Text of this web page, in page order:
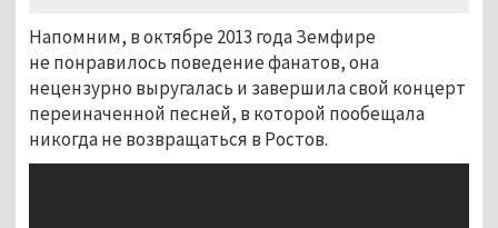
Напомним, в октябре 2013 года Земфире
не понравилось поведение фанатов, она
нецензурно выругалась и завершила свой концерт
переиначенной песней, в которой пообещала
никогда не возвращаться в Ростов.